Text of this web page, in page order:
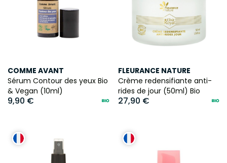
COMME AVANT
Sérum Contour des yeux Bio
& Vegan (10ml)
9,90 €
FLEURANCE NATURE
Crème redensifiante anti-
rides de jour (50ml) Bio
27,90 €